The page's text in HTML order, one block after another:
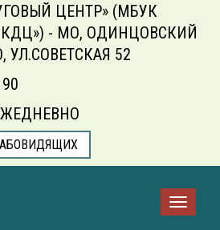
ЦЕНТР» (МБУК
- МО, ОДИНЦОВСКИЙ
УЛ.СОВЕТСКАЯ 52